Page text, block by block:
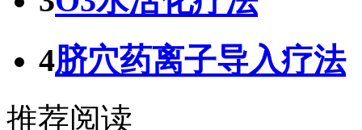
4脐穴药离子导入疗法
推荐阅读